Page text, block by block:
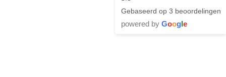
Gebaseerd op 3 beoordelingen
powered by Google